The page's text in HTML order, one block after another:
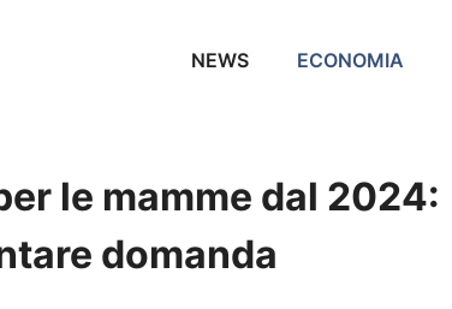
NEWS ECONOMIA
le mamme dal 2024:
domanda